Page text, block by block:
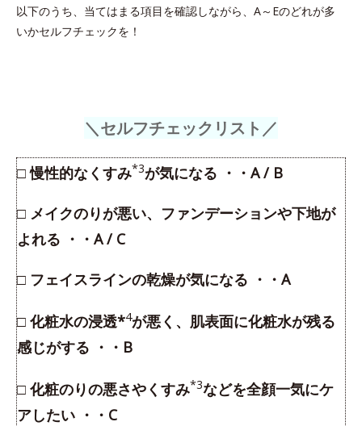
以下のうち、当てはまる項目を確認しながら、A～Eのどれが多
いかセルフチェックを！
＼セルフチェックリスト／
□ 慢性的なくすみ*3が気になる ・・A / B
□ メイクのりが悪い、ファンデーションや下地が
よれる ・・A / C
□ フェイスラインの乾燥が気になる ・・A
□ 化粧水の浸透*4が悪く、肌表面に化粧水が残る
感じがする ・・B
□ 化粧のりの悪さやくすみ*3などを全顔一気にケ
アしたい ・・C